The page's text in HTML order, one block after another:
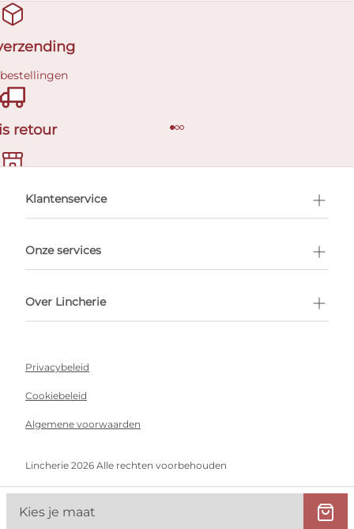
Kies je maat
retour
afspraak
Klantenservice
Onze services
Over Lincherie
Privacybeleid
Cookiebeleid
Algemene voorwaarden
Lincherie 2026 Alle rechten voorbehouden